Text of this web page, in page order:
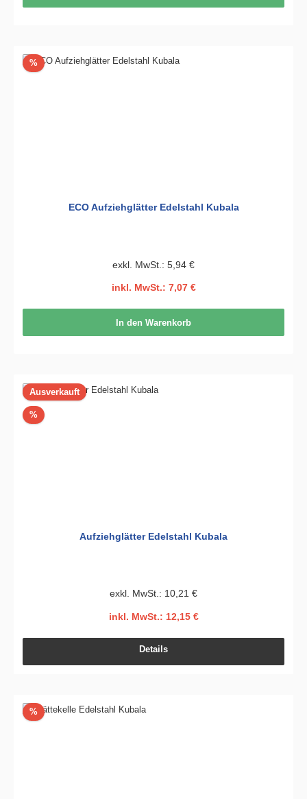
%Rabatt
ECO Aufziehglätter Edelstahl Kubala
exkl. MwSt.: 5,94 €
inkl. MwSt.: 7,07 €
In den Warenkorb
Ausverkauft
%Rabatt
Aufziehglätter Edelstahl Kubala
exkl. MwSt.: 10,21 €
inkl. MwSt.: 12,15 €
Details
%Rabatt